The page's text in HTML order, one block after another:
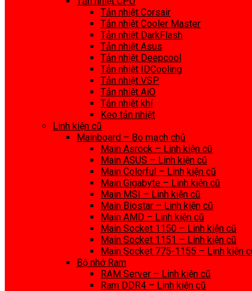
Tản nhiệt Corsair
Tản nhiệt Cooler Master
Tản nhiệt DarkFlash
Tản nhiệt Asus
Tản nhiệt Deepcool
Tản nhiệt IDCooling
Tản nhiệt VSP
Tản nhiệt AiO
Tản nhiệt khí
Keo tản nhiệt
Linh kiện cũ
Mainboard – Bo mạch chủ
Main Asrock – Linh kiện cũ
Main ASUS – Linh kiện cũ
Main Colorful – Linh kiện cũ
Main Gigabyte – Linh kiện cũ
Main MSI – Linh kiện cũ
Main Biostar – Linh kiện cũ
Main AMD – Linh kiện cũ
Main Socket 1150 – Linh kiện cũ
Main Socket 1151 – Linh kiện cũ
Main Socket 775-1155 – Linh kiện
Bộ nhớ Ram
RAM Server – Linh kiện cũ
Ram DDR4 – Linh kiện cũ